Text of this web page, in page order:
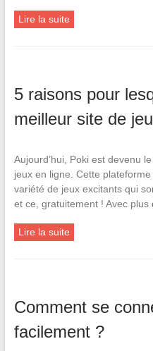
Lire la suite
5 raisons pour
meilleur site de
Aujourd’hui, Poki est devenu
jeux en ligne. Cette
variété de jeux excitants qui
et ce, gratuitement ! Avec plus
Lire la suite
Comment se
facilement ?